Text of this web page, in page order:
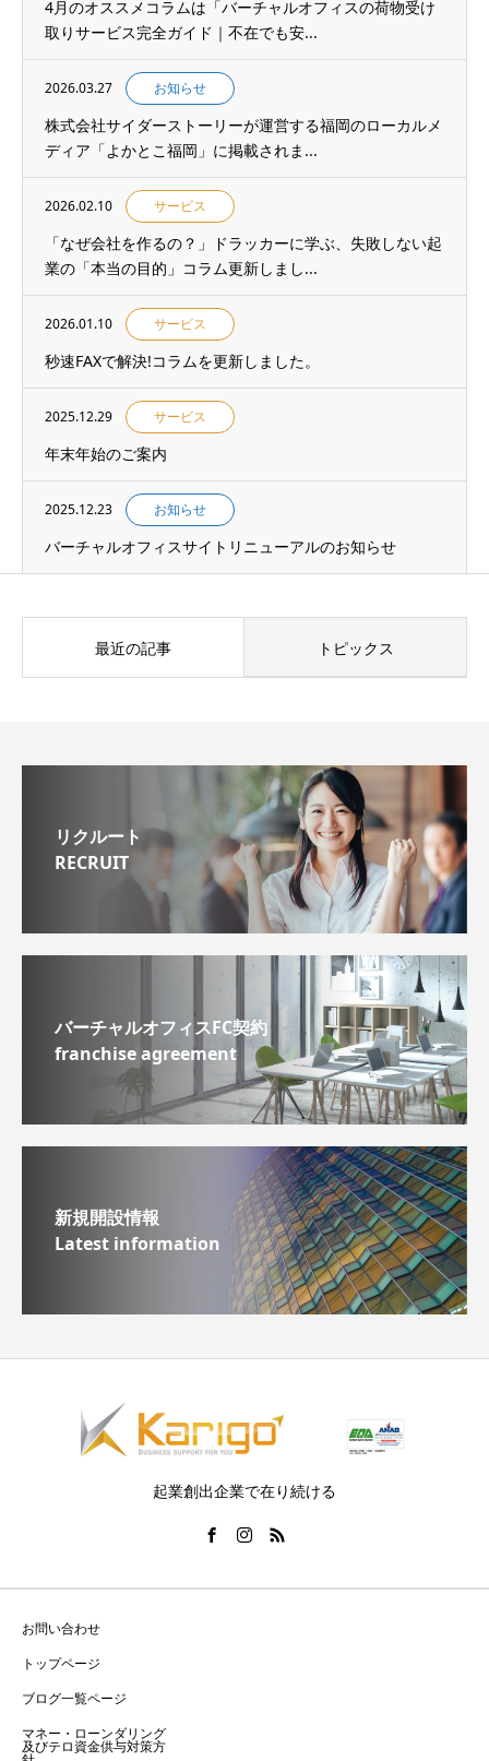
4月のオススメコラムは「バーチャルオフィスの荷物受け
取りサービス完全ガイド｜不在でも安...
2026.03.27 お知らせ
株式会社サイダーストーリーが運営する福岡のローカルメ
ディア「よかとこ福岡」に掲載されま...
2026.02.10 サービス
「なぜ会社を作るの？」ドラッカーに学ぶ、失敗しない起
業の「本当の目的」コラム更新しまし...
2026.01.10 サービス
秒速FAXで解決!コラムを更新しました。
2025.12.29 サービス
年末年始のご案内
2025.12.23 お知らせ
バーチャルオフィスサイトリニューアルのお知らせ
最近の記事 トピックス
リクルート
RECRUIT
バーチャルオフィスFC契約
franchise agreement
新規開設情報
Latest information
起業創出企業で在り続ける
お問い合わせ
トップページ
ブログ一覧ページ
マネー・ローンダリング
及びテロ資金供与対策方